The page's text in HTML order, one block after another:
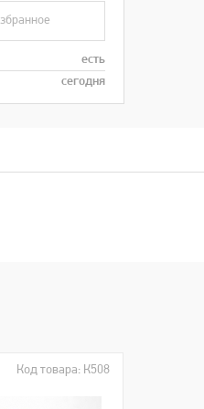
есть
сегодня
Код товара: К508